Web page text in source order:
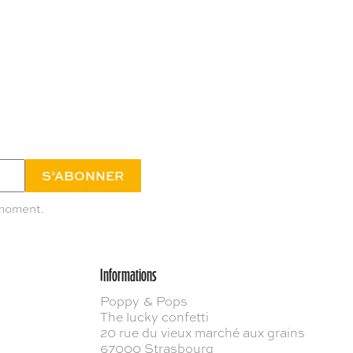
Informations
Poppy & Pops
The lucky confetti
20 rue du vieux marché aux grains
67000 Strasbourg